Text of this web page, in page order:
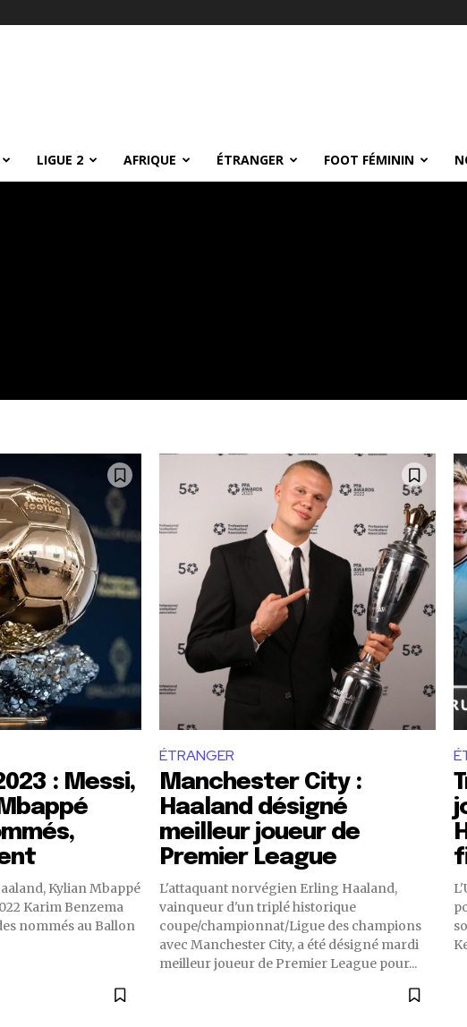
LIGUE 2 AFRIQUE ÉTRANGER FOOT FÉMININ
: Messi,
Kylian Mbappé
Karim Benzema
nommés au Ballon
ÉTRANGER
Manchester City :
Haaland désigné
meilleur joueur de
Premier League
L'attaquant norvégien Erling Haaland,
vainqueur d'un triplé historique
coupe/championnat/Ligue des champions
avec Manchester City, a été désigné mardi
meilleur joueur de Premier League pour...